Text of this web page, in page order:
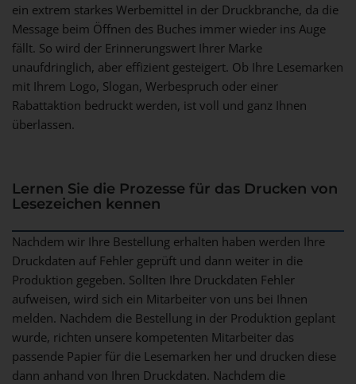
ein extrem starkes Werbemittel in der Druckbranche, da die
Message beim Öffnen des Buches immer wieder ins Auge
fällt. So wird der Erinnerungswert Ihrer Marke
unaufdringlich, aber effizient gesteigert. Ob Ihre Lesemarken
mit Ihrem Logo, Slogan, Werbespruch oder einer
Rabattaktion bedruckt werden, ist voll und ganz Ihnen
überlassen.
Lernen Sie die Prozesse für das Drucken von
Lesezeichen kennen
Nachdem wir Ihre Bestellung erhalten haben werden Ihre
Druckdaten auf Fehler geprüft und dann weiter in die
Produktion gegeben. Sollten Ihre Druckdaten Fehler
aufweisen, wird sich ein Mitarbeiter von uns bei Ihnen
melden. Nachdem die Bestellung in der Produktion geplant
wurde, richten unsere kompetenten Mitarbeiter das
passende Papier für die Lesemarken her und drucken diese
dann anhand von Ihren Druckdaten. Nachdem die